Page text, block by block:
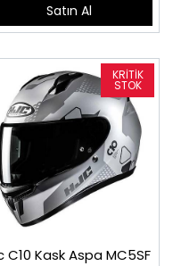
Satın Al
C10 Kask Aspa MC5SF